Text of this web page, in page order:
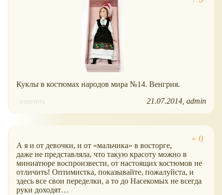
Куклы в костюмах народов мира №14. Венгрия.
ответить 21.07.2014 admin
А я и от девочки, и от мальчика
в восторге,
даже не представляла, что такую красоту можно в
миниатюре воспроизвести, от настоящих костюмов не
отличить! Оптимистка, показывайте, пожалуйста, и
здесь все свои переделки, а то до Насекомых не всегда
руки доходят…